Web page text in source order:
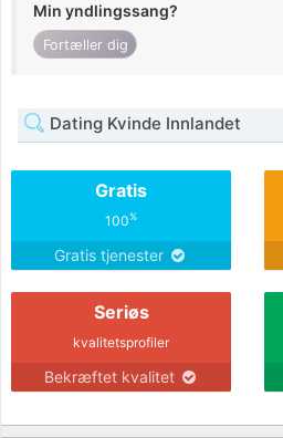
Min yndlingssang?
Fortæller dig
Dating Kvinde Innlandet
Gratis
100%
Gratis tjenester
Seriøs
kvalitetsprofiler
Bekræftet kvalitet